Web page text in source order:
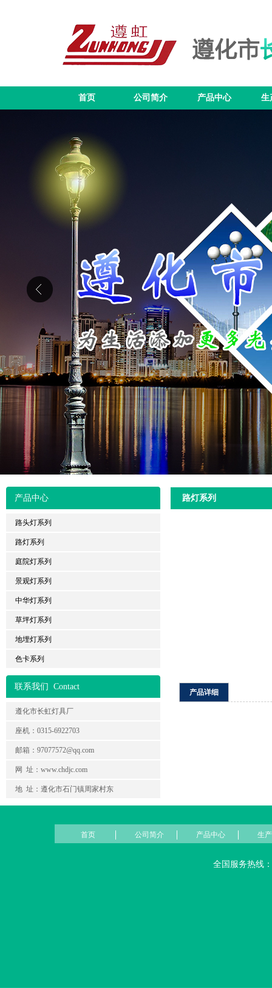
首页 公司简介 产品中心 生
产品中心
路头灯系列
路灯系列
庭院灯系列
景观灯系列
中华灯系列
草坪灯系列
地埋灯系列
色卡系列
联系我们 Contact
遵化市长虹灯具厂
座机：0315-6922703
邮箱：97077572@qq.com
网 址：www.chdjc.com
地 址：遵化市石门镇周家村东
路灯系列
产品详细
首页 公司简介 产品中心 生
全国服务热线